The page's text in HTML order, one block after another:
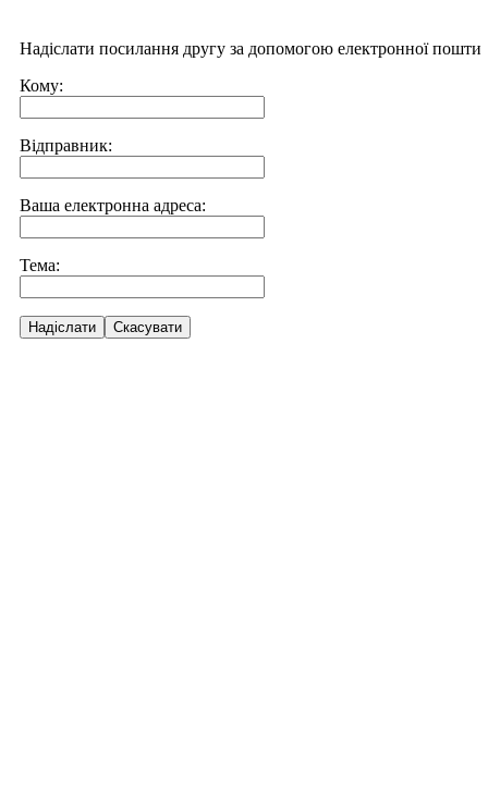
Надіслати посилання другу за допомогою електронної пошти
Кому:
Відправник:
Ваша електронна адреса:
Тема:
Надіслати Скасувати